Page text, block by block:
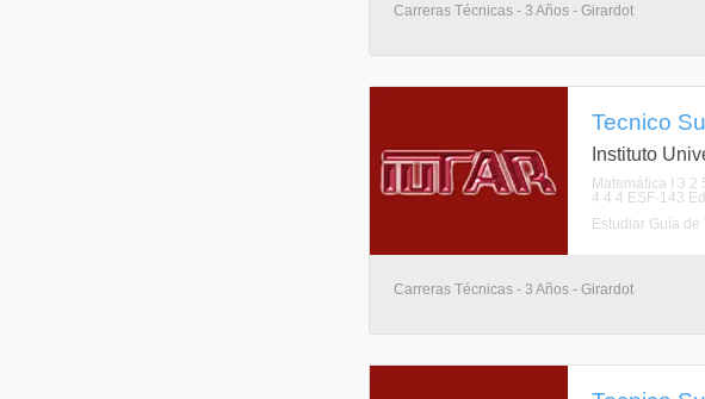
Carreras Técnicas - 3 Años - Girardot
Tecnico
Instituto
Matemática I 3
4 4 4 ESF-143
Estudiar Guía
Carreras Técnicas - 3 Años - Girardot